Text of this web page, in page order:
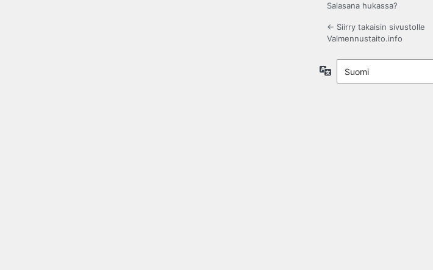
Salasana hukassa?
← Siirry takaisin sivustolle
Valmennustaito.info
Kieli